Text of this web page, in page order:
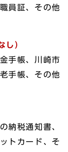
員証、その他
し）
手帳、川崎市
手帳、その他
納税通知書、
トカード、そ